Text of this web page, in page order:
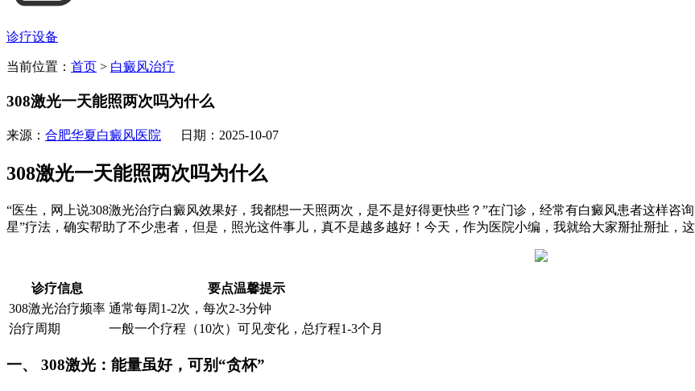
诊疗设备
当前位置： 首页 > 白癜风治疗
308激光一天能照两次吗为什么
来源： 合肥华夏白癜风医院 日期：2025-10-07
308激光一天能照两次吗为什么
“医生，网上说308激光治疗白癜风效果好，我都想一天照两次，是不是好得更快些？”在门诊，经常有白癜风患者这样咨
星”疗法，确实帮助了不少患者，但是，照光这件事儿，真不是越多越好！今天，作为医院小编，我就给大家掰扯掰扯，
诊疗信息
要点温馨提示
308激光治疗频率 通常每周1-2次，每次2-3分钟
治疗周期
一般一个疗程（10次）可见变化，总疗程1-3个月
一、 308激光：能量虽好，可别“贪杯”